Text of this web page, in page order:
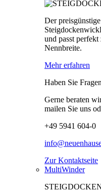
Der
und passt
Nennbreite.
Mehr erfahren
Haben Sie
Gerne beraten
mailen Sie uns
+49 5941 604-0
Zur Kontaktseite
MultiWinder